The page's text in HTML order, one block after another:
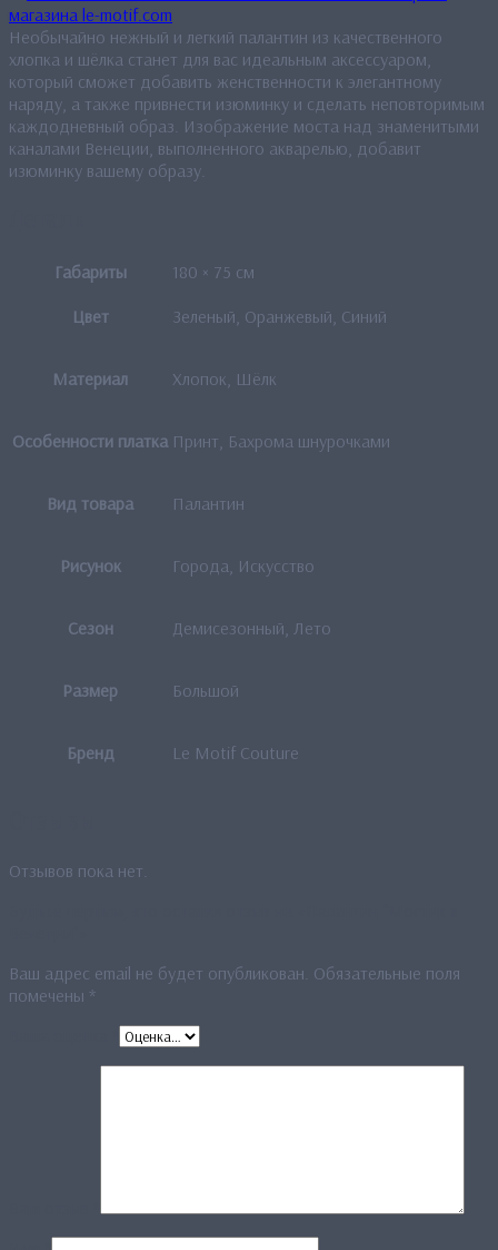
Необычайно нежный и легкий палантин из качественного
хлопка и шёлка станет для вас идеальным аксессуаром,
который сможет добавить женственности к элегантному
наряду, а также привнести изюминку и сделать неповторимым
каждодневный образ. Изображение моста над знаменитыми
каналами Венеции, выполненного акварелью, добавит
изюминку вашему образу.
Габариты
180 × 75 см
Цвет
Зеленый, Оранжевый, Синий
Материал Хлопок, Шёлк
Особенности платка Принт, Бахрома шнурочками
Вид товара Палантин
Рисунок Города, Искусство
Сезон Демисезонный, Лето
Размер Большой
Бренд Le Motif Couture
Отзывов пока нет.
Ваш адрес email не будет опубликован. Обязательные поля
помечены *